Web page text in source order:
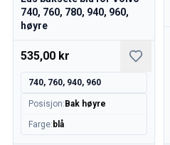
740, 760, 780, 940, 960,
høyre
535,00 kr
740, 760, 940, 960
Posisjon: Bak høyre
Farge: blå